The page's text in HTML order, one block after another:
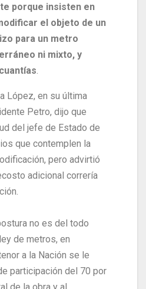
porque insisten en
el objeto de un
para un metro
ni mixto, y
.
López, en su última
Petro, dijo que
del jefe de Estado de
que contemplen la
pero advirtió
adicional correría
no es del todo
de metros, en
a la Nación se le
participación del 70 por